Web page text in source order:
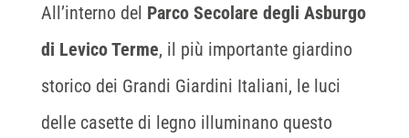
All’interno del Parco Secolare degli Asburgo
di Levico Terme, il più importante giardino
storico dei Grandi Giardini Italiani, le luci
delle casette di legno illuminano questo